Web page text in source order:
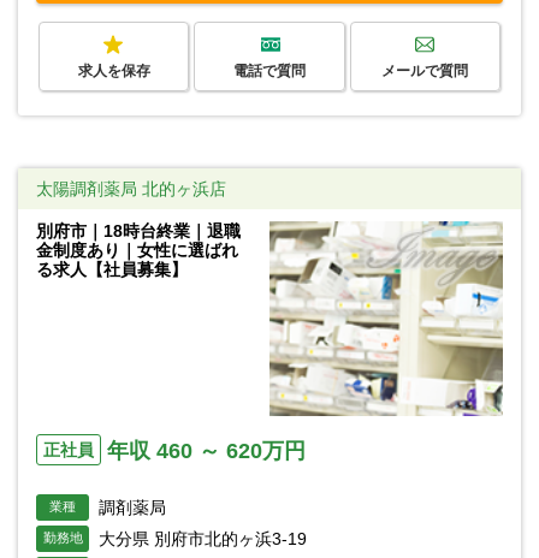
求人を保存 電話で質問 メールで質問
太陽調剤薬局 北的ヶ浜店
別府市｜18時台終業｜退職
金制度あり｜女性に選ばれ
る求人【社員募集】
正社員 年収 460 ～ 620万円
業種 調剤薬局
勤務地 大分県 別府市北的ヶ浜3-19